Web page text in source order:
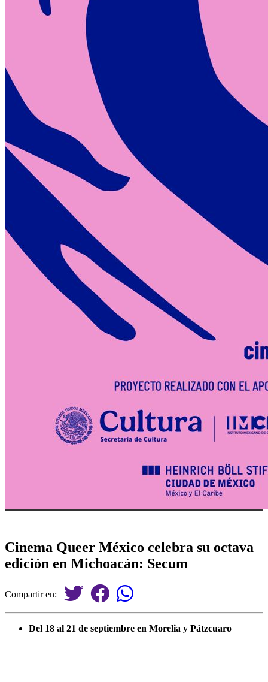
Cinema Queer México celebra su octava
edición en Michoacán: Secum
Compartir en:
Del 18 al 21 de septiembre en Morelia y Pátzcuaro